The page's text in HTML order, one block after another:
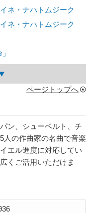
ネ・ナハトムジーク
ネ・ナハトムジーク
ページトップへ
ン、シューベルト、チ
人の作曲家の名曲で音楽
エル進度に対応してい
くご活用いただけま